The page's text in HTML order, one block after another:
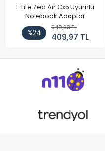
I-Life Zed Air Cx5 Uyumlu
Notebook Adaptör
%24
540,93 TL
409,97 TL